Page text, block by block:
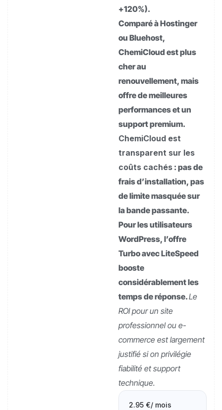
+120%).
Comparé à Hostinger
ou Bluehost,
ChemiCloud est plus
cher au
renouvellement, mais
offre de meilleures
performances et un
support premium.
ChemiCloud est
transparent sur les
coûts cachés : pas de
frais d’installation, pas
de limite masquée sur
la bande passante.
Pour les utilisateurs
WordPress, l’offre
Turbo avec LiteSpeed
booste
considérablement les
temps de réponse.Le
ROI pour un site
professionnel ou e-
commerce est largement
justifié si on privilégie
fiabilité et support
technique.
2.95 €/ mois